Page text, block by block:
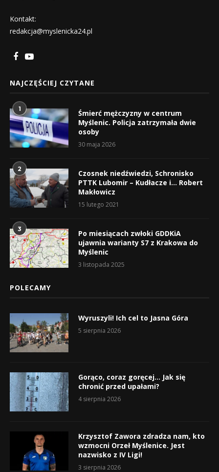
Kontakt:
redakcja@myslenicka24.pl
NAJCZĘŚCIEJ CZYTANE
1
Śmierć mężczyzny w centrum
Myślenic. Policja zatrzymała dwie
osoby
30 maja 2026
2
Czosnek niedźwiedzi, Schronisko
PTTK Lubomir – Kudłacze i… Robert
Makłowicz
15 lutego 2021
3
Po miesiącach zwłoki GDDKiA
ujawnia warianty S7 z Krakowa do
Myślenic
3 listopada 2025
POLECAMY
Wyruszyli! Ich cel to Jasna Góra
5 sierpnia 2026
Gorąco, coraz goręcej… Jak się
chronić przed upałami?
4 sierpnia 2026
Krzysztof Zawora zdradza nam, kto
wzmocni Orzeł Myślenice. Jest
nazwisko z IV Ligi!
3 sierpnia 2026